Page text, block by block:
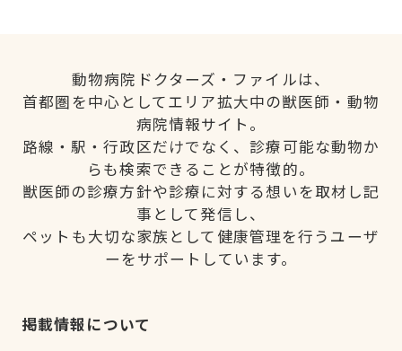
動物病院ドクターズ・ファイルは、
首都圏を中心としてエリア拡大中の獣医師・動物
病院情報サイト。
路線・駅・行政区だけでなく、診療可能な動物か
らも検索できることが特徴的。
獣医師の診療方針や診療に対する想いを取材し記
事として発信し、
ペットも大切な家族として健康管理を行うユーザ
ーをサポートしています。
掲載情報について